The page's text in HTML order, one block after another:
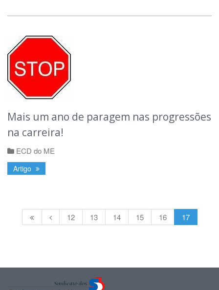
Mais um ano de paragem nas progressões
na carreira!
ECD do ME
Artigo
12 13 14 15 16 17